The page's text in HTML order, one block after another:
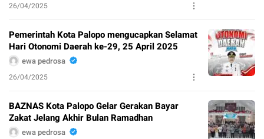
26/04/2025
Pemerintah Kota Palopo mengucapkan Selamat
Hari Otonomi Daerah ke-29, 25 April 2025
ewa pedrosa
26/04/2025
BAZNAS Kota Palopo Gelar Gerakan Bayar
Zakat Jelang Akhir Bulan Ramadhan
ewa pedrosa